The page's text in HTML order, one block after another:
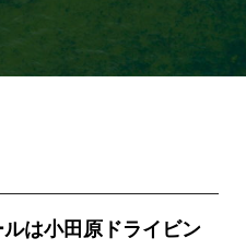
は小田原ドライビン